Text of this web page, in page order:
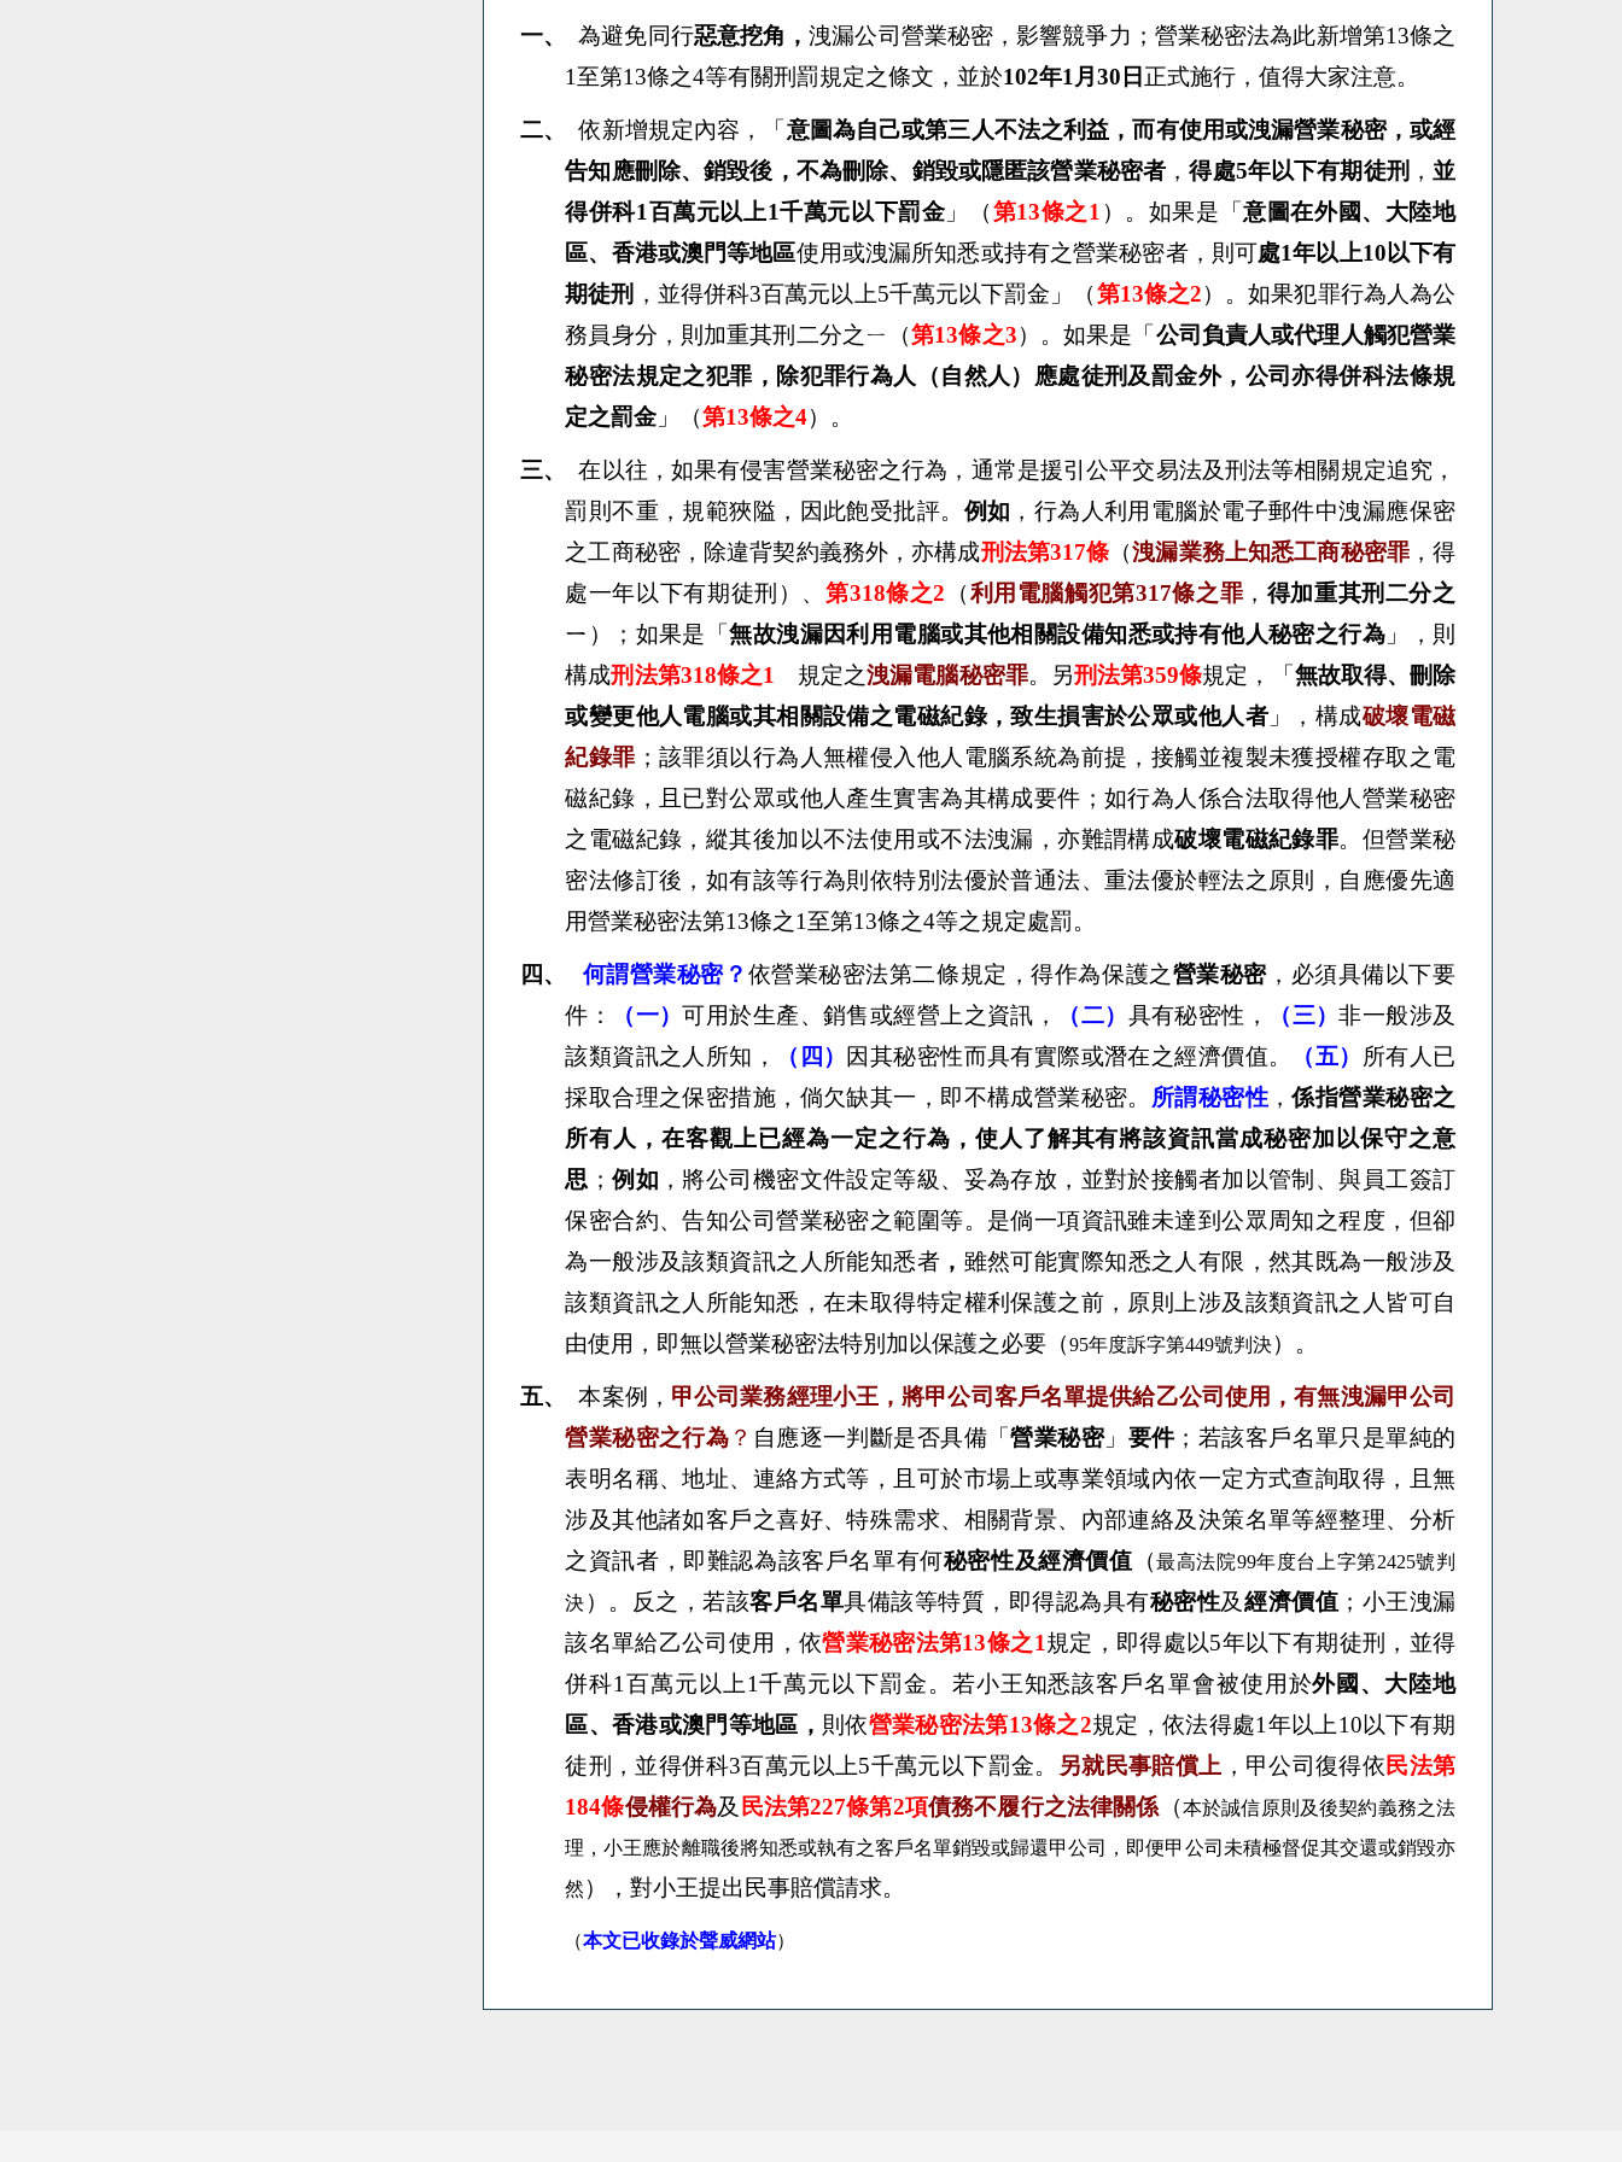
一、 為避免同行惡意挖角，洩漏公司營業秘密，影響競爭力；營業秘密法為此新增第13條之
1至第13條之4等有關刑罰規定之條文，並於102年1月30日 正式施行，值得大家注意。
二、 依新增規定內容，「 意圖為自己或第三人不法之利益，而有使用或洩漏營業秘密， 或經
告知應刪除、銷毀後，不為刪除、銷毀或隱匿該營業秘密者 ，得處5年以下有期徒刑 ， 並
得併科1百萬元以上1千萬元以下罰金 」（第13條之1 ）。如果是「意圖在外國、大陸地
區、香港或澳門等地區使用或洩漏所知悉或持有之營業秘密者，則可處1年以上10以下有
期徒刑
，並得併科3百萬元以上5千萬元以下罰金 」（第13條之2）。如果犯罪行為人為公
務員身分，則加重其刑二分之ㄧ（第13條之3）。如果是「 公司負責人或代理人觸犯營業
秘密法規定之犯罪，除犯罪行為人（自然人）應處徒刑及罰金外，公司亦得併科法條規
定之罰金 」（第13條之4）。
三、
在以往，如果有侵害營業秘密之行為，通常是援引公平交易法及刑法等相關規定追究，
罰則不重，規範狹隘，因此飽受批評。 例如 ，行為人利用電腦於電子郵件中洩漏應保密
之工商秘密，除違背契約義務外，亦構成刑法第317條 （洩漏業務上知悉工商秘密罪，得
處一年以下有期徒刑）、 第318條之2 （利用電腦觸犯第317條之罪 ， 得加重其刑二分之
ㄧ ）；如果是「無故洩漏因利用電腦或其他相關設備知悉或持有他人秘密之行為 」，則
構成刑法第318條之1 規定之洩漏電腦秘密罪。另刑法第359條規定，「 無故取得、刪除
或變更他人電腦或其相關設備之電磁紀錄，致生損害於公眾或他人者 」，構成破壞電磁
紀錄罪 ；該罪須以行為人無權侵入他人電腦系統為前提，接觸並複製未獲授權存取之電
磁紀錄，且已對公眾或他人產生實害為其構成要件；如行為人係合法取得他人營業秘密
之電磁紀錄，縱其後加以不法使用或不法洩漏，亦難謂構成破壞電磁紀錄罪。但營業秘
密法修訂後，如有該等行為則依特別法優於普通法、重法優於輕法之原則，自應優先適
用營業秘密法第13條之1至第13條之4等之規定處罰。
四、 何謂營業秘密？ 依營業秘密法第二條規定，得作為保護之營業秘密 ，必須具備以下要
件：
（一）可用於生產、銷售或經營上之資訊， （二） 具有秘密性， （三）非一般涉及
該類資訊之人所知，
（四） 因其秘密性而具有實際或潛在之經濟價值。 （五）
所有人已
採取合理之保密措施，倘欠缺其一，即不構成營業秘密。 所謂秘密性 ，係指營業秘密之
所有人，在客觀上已經為一定之行為，使人了解其有將該資訊當成秘密加以保守之意
思 ； 例如 ，將公司機密文件設定等級、妥為存放，並對於接觸者加以管制、與員工簽訂
保密合約、告知公司營業秘密之範圍等。是倘一項資訊雖未達到公眾周知之程度，但卻
為一般涉及該類資訊之人所能知悉者 ， 雖然可能實際知悉之人有限，然其既為一般涉及
該類資訊之人所能知悉，在未取得特定權利保護之前，原則上涉及該類資訊之人皆可自
由使用，即無以營業秘密法特別加以保護之必要（95年度訴字第449號判決）。
五、 本案例， 甲公司業務經理小王，將甲公司客戶名單提供給乙公司使用，有無洩漏甲公司
營業秘密之行為 ？ 自應逐一判斷是否具備「營業秘密」 要件 ；若該客戶名單只是單純的
表明名稱、地址、連絡方式等，且可於市場上或專業領域內依一定方式查詢取得，且無
涉及其他諸如客戶之喜好、特殊需求、相關背景、內部連絡及決策名單等經整理、分析
之資訊者，即難認為該客戶名單有何秘密性及經濟價值 （最高法院99年度台上字第2425號判
決 ）。反之，若該客戶名單具備該等特質，即得認為具有秘密性及經濟價值 ； 小王洩漏
該名單給乙公司使用，依營業秘密法第13條之1規定，即得處以5年以下有期徒刑，並得
併科1百萬元以上1千萬元以下罰金。若小王知悉該客戶名單會被使用於外國、大陸地
區、香港或澳門等地區， 則依營業秘密法第13條之2規定，依法得處1年以上10以下有期
徒刑，並得併科3百萬元以上5千萬元以下罰金。
另就民事賠償上 ， 甲公司復得依民法第
184條侵權行為及 民法第227條第2項債務不履行之法律關係 （本於誠信原則及後契約義務之法
理，小王應於離職後將知悉或執有之客戶名單銷毀或歸還甲公司，即便甲公司 未積極督促其交還或銷毀亦
然 ），對小王提出民事賠償請求。
（本文已收錄於聲威網站）